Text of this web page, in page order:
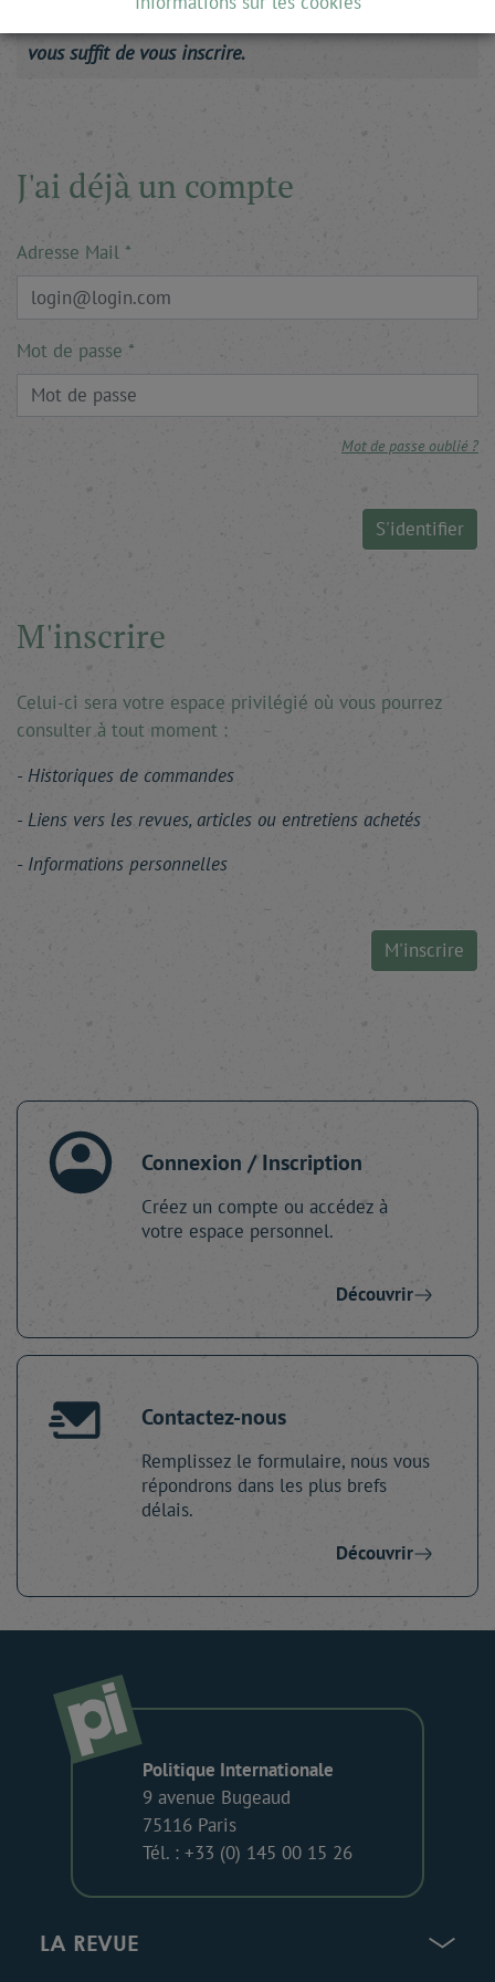
Ce site est en accès libre. Pour lire la suite, il
vous suffit de vous inscrire.
J'ai déjà un compte
Adresse Mail
Mot de passe
Mot de passe oublié ?
S'identifier
M'inscrire
Celui-ci sera votre espace privilégié où vous pourrez
consulter à tout moment :
Historiques de commandes
Liens vers les revues, articles ou entretiens achetés
Informations personnelles
M'inscrire
Connexion / Inscription
Créez un compte ou accédez à
votre espace personnel.
Découvrir
Contactez-nous
Remplissez le formulaire, nous vous
répondrons dans les plus brefs
délais.
Découvrir
Politique Internationale
9 avenue Bugeaud
75116 Paris
Tél. : +33 (0) 145 00 15 26
LA REVUE